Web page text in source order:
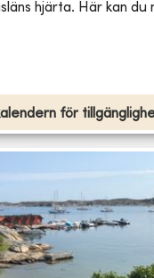
hjärta. Här kan du
för